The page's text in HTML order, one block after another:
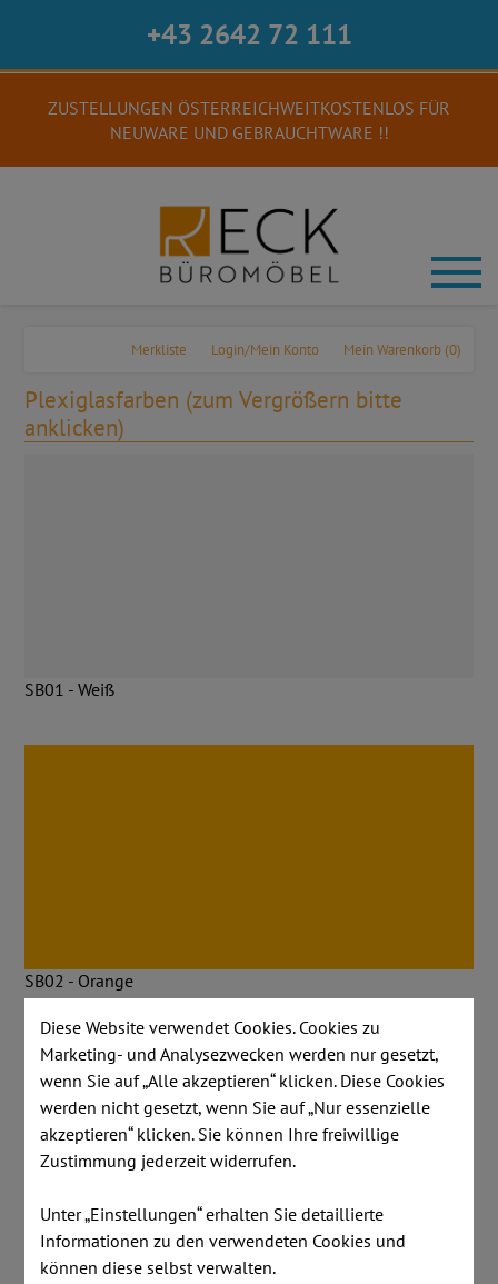
+43 2642 72 111
ZUSTELLUNGEN ÖSTERREICHWEITKOSTENLOS FÜR
NEUWARE UND GEBRAUCHTWARE !!
Mein Warenkorb (0)
Login/Mein Konto
Merkliste
Plexiglasfarben (zum Vergrößern bitte
anklicken)
SB01 - Weiß
SB02 - Orange
SB03 - Hellblau
Diese Website verwendet Cookies. Cookies zu
Marketing- und Analysezwecken werden nur gesetzt,
wenn Sie auf „Alle akzeptieren“ klicken. Diese Cookies
werden nicht gesetzt, wenn Sie auf „Nur essenzielle
akzeptieren“ klicken. Sie können Ihre freiwillige
Zustimmung jederzeit widerrufen.
Unter „Einstellungen“ erhalten Sie detaillierte
Informationen zu den verwendeten Cookies und
können diese selbst verwalten.